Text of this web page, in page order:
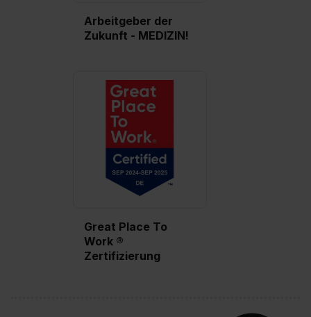
Arbeitgeber der
Zukunft - MEDIZIN!
Great Place To
Work ®
Zertifizierung